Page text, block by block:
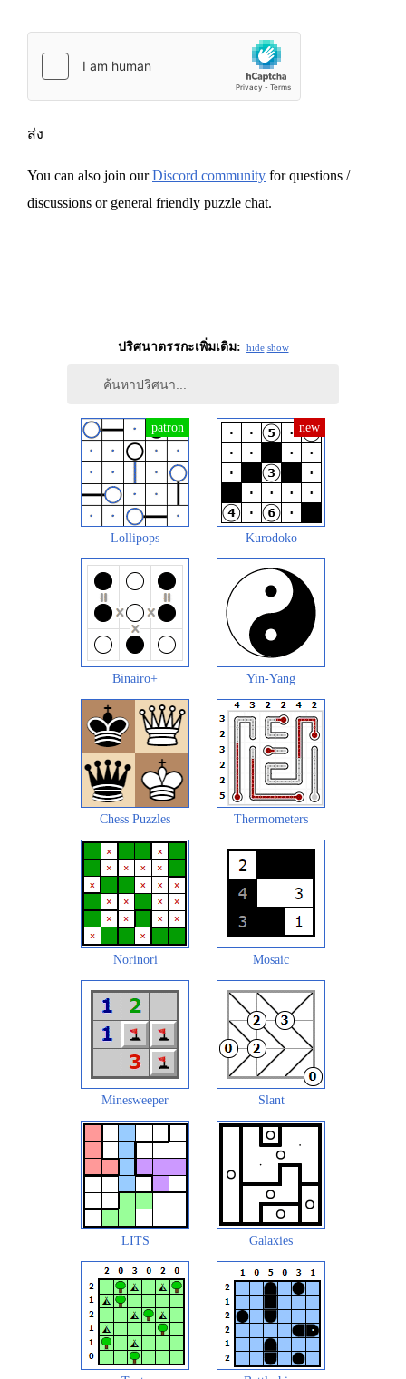
ส่ง
You can also join ourDiscord community for questions /
discussions or general friendly puzzle chat.
ปริศนาตรรกะเพิ่มเติม: hide show
Lollipops Kurodoko
Binairo+ Yin-Yang
Chess Puzzles Thermometers
Norinori Mosaic
Minesweeper Slant
LITS Galaxies